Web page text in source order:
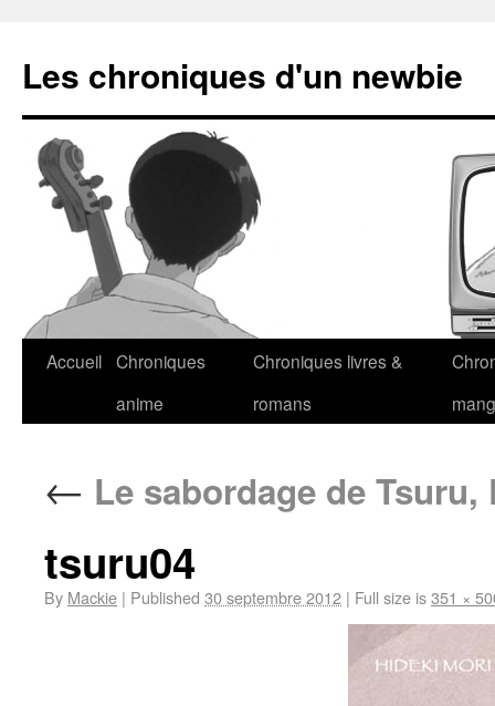
Les chroniques d'un newbie
Accueil Chroniques
anime
Chroniques livres &
romans
← Le sabordage de
tsuru04
By Mackie | Published 30 septembre 2012 | Full size is351 ×